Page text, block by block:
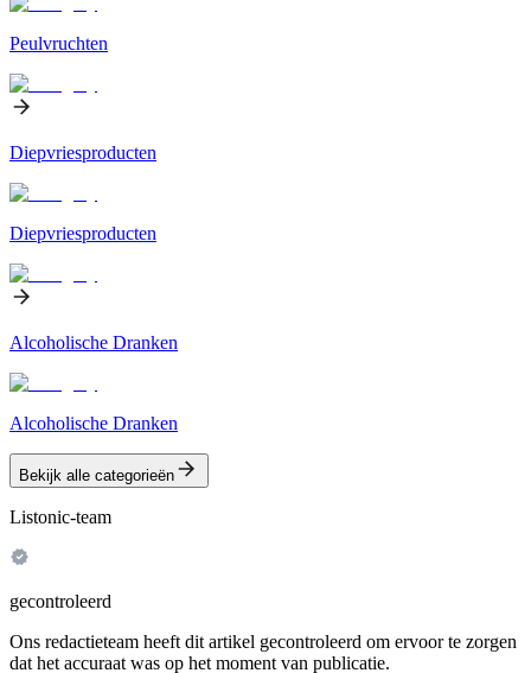
Peulvruchten
Diepvriesproducten
Diepvriesproducten
Alcoholische Dranken
Alcoholische Dranken
Bekijk alle categorieën
Listonic-team
gecontroleerd
Ons redactieteam heeft dit artikel gecontroleerd om ervoor te zorgen
dat het accuraat was op het moment van publicatie.